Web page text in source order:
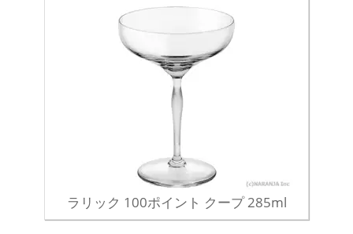
ラリック 100ポイント クープ 285ml